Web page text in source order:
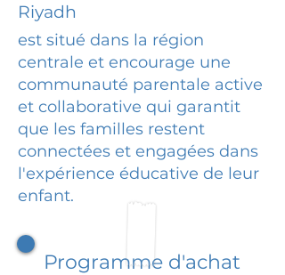
Riyadh
est situé dans la région
centrale et encourage une
communauté parentale active
et collaborative qui garantit
que les familles restent
connectées et engagées dans
l'expérience éducative de leur
enfant.
Programme d'achat